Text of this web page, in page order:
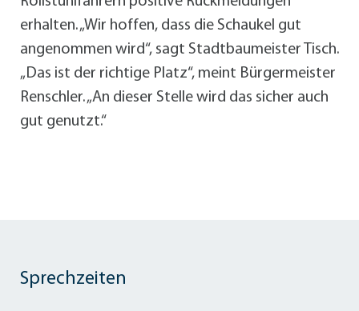
erhalten. „Wir hoffen, dass die Schaukel gut
angenommen wird“, sagt Stadtbaumeister Tisch.
„Das ist der richtige Platz“, meint Bürgermeister
Renschler. „An dieser Stelle wird das sicher auch
gut genutzt.“
Sprechzeiten